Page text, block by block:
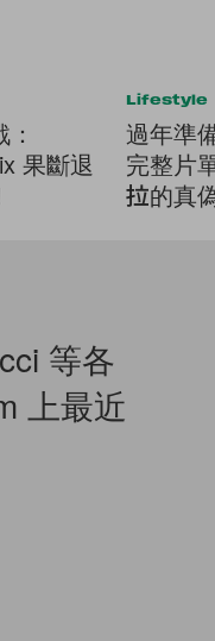
果斷退
Lifestyle
過年準
完整片
拉的真
等各
上最近